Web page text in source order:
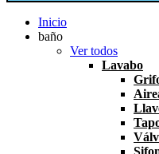
Inicio
baño
Ver todos
Lavabo